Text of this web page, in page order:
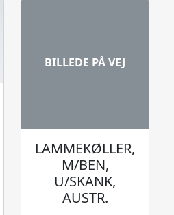
BILLEDE PÅ VEJ
LAMMEKØLLER,
M/BEN,
U/SKANK,
AUSTR.